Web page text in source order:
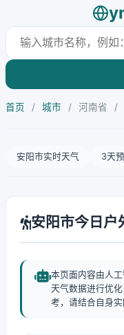
首页 / 城市 / 河南省 /
安阳市实时天气 3天
安阳市今日户
本页面内容由人
天气数据进行优
考，请结合自身实